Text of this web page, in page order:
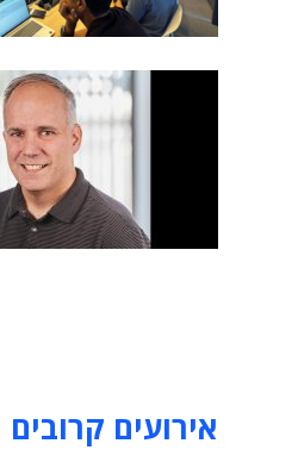
אירועים קרובים